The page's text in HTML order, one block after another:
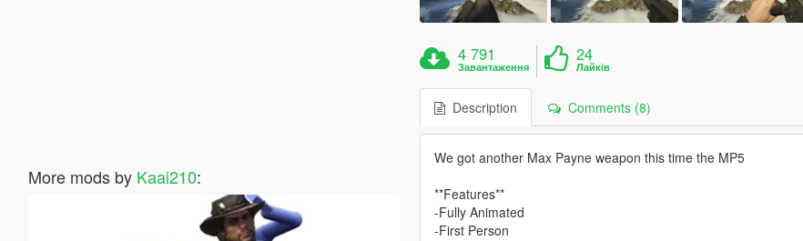
More mods by Kaai210:
4 791
Завантаження
24
Лайків
Description Comments (8)
We got another Max Payne weapon this time the MP5
**Features**
-Fully Animated
-First Person